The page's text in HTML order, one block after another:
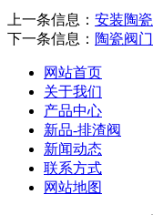
上一条信息： 安装陶
下一条信息： 陶瓷阀
网站首页
关于我们
产品中心
新品-排渣阀
新闻动态
联系方式
网站地图